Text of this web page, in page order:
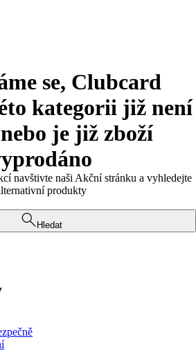
se, Clubcard
kategorii již není
je již zboží
navštivte naši Akční stránku a vyhledejte
produkty
Hledat